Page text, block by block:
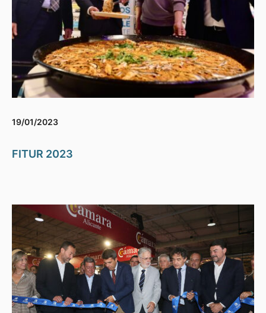
19/01/2023
FITUR 2023